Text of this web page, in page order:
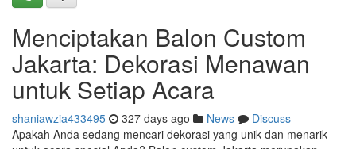
Menciptakan Balon Custom
Jakarta: Dekorasi Menawan
untuk Setiap Acara
shaniawzia433495 327 days ago News
Discuss
Apakah Anda sedang mencari dekorasi yang unik dan menarik